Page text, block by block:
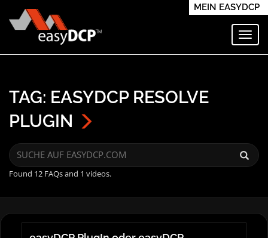
MEIN EASYDCP
TAG: EASYDCP RESOLVE
PLUGIN
Found 12 FAQs and 1 videos.